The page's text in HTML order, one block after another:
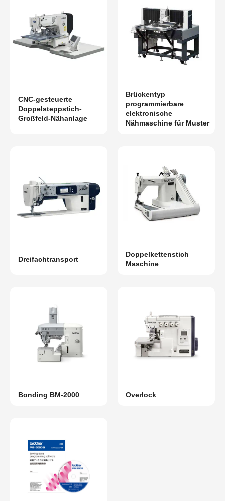
CNC-gesteuerte
Doppelsteppstich-
Großfeld-Nähanlage
Brückentyp
programmierbare
elektronische
Nähmaschine für Muster
Dreifachtransport
Doppelkettenstich
Maschine
Bonding BM-2000 Overlock